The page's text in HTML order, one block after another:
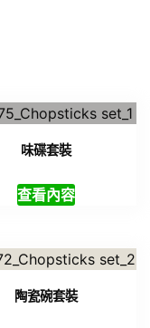
味碟套裝
查看內容
陶瓷碗套裝